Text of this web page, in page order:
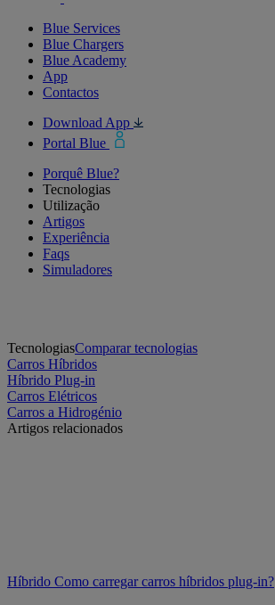
Blue Services
Blue Chargers
Blue Academy
App
Contactos
Download App
Portal Blue
Porquê Blue?
Tecnologias
Utilização
Artigos
Experiência
Faqs
Simuladores
TecnologiasComparar tecnologias
Carros Híbridos
Híbrido Plug-in
Carros Elétricos
Carros a Hidrogénio
Artigos relacionados
Híbrido Como carregar carros híbridos plug-in?